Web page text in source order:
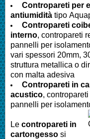
Contropareti per
antiumidità tipo
Contropareti
interno, contropareti
pannelli per
vari spessori 20mm,
struttura metallica o
con malta adesiva
Contropareti in
acustico,
pannelli per
Le contropareti in
cartongesso si